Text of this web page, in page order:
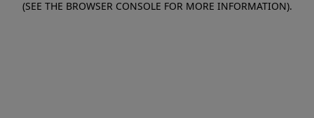
(SEE THE BROWSER CONSOLE FOR MORE INFORMATION).